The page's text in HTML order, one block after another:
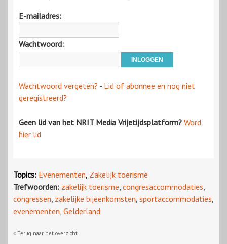
E-mailadres:
Wachtwoord:
Wachtwoord vergeten? - Lid of abonnee en nog niet
geregistreerd?
Geen lid van het NRIT Media Vrijetijdsplatform? Word
hier lid
Topics: Evenementen, Zakelijk toerisme
Trefwoorden: zakelijk toerisme, congresaccommodaties,
congressen, zakelijke bijeenkomsten, sportaccommodaties,
evenementen, Gelderland
« Terug naar het overzicht